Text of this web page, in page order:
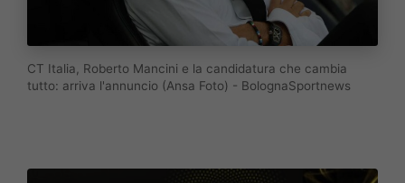
CT Italia, Roberto Mancini e la candidatura che cambia
tutto: arriva l'annuncio (Ansa Foto) - BolognaSportnews